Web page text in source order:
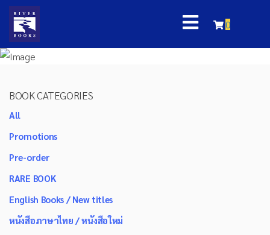
0
BOOK CATEGORIES
All
Promotions
Pre-order
RARE BOOK
English Books / New titles
หนังสือภาษาไทย / หนังสือใหม่